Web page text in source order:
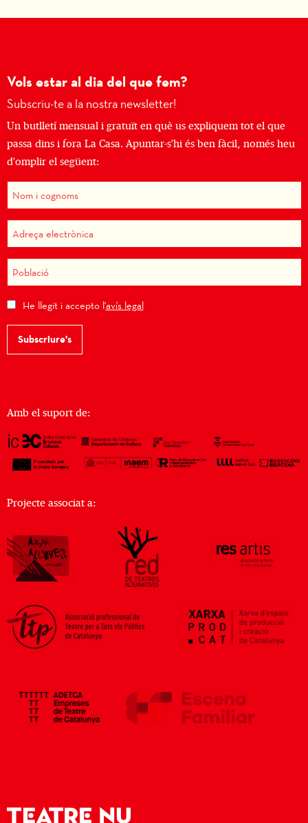
Vols estar al dia del que fem?
Subscriu-te a la nostra newsletter!
Un butlletí mensual i gratuït en què us expliquem tot el que
passa dins i fora La Casa. Apuntar-s'hi és ben fàcil, només heu
d'omplir el següent:
He llegit i accepto l'avís legal
Subscriure's
Amb el suport de:
Projecte associat a: